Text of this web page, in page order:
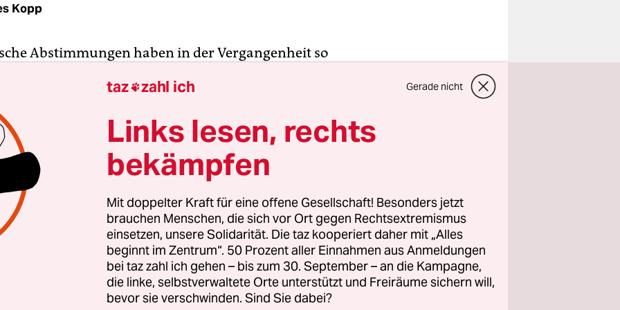
Kopp
Abstimmungen haben in der Vergangenheit so
fünf Ringe die erste Hürde allerdings souverän: Im
man sich am Dienstag mit 15:0 Stimmen für eine
der Sommerspiele 2024 aus. Eindeutiger fielen die
in Sotschi (Winterspiele 2014) und in Peking
2022) nicht aus. In der Bevölkerung ist der Rückhalt laut
des Nationalen Olympischen Komitee der USA (USOC)
respektabel: 81 Prozent der Bürger von Los Angeles
zuletzt die Ausrichtung der Spiele.
eindeutigen Votum des Stadtrats nominierte das Usoc Los
vor Ende der Bewerbungsfrist des Internationalen
taz zahl ich Gerade nicht
Links lesen, rechts
bekämpfen
Mit doppelter Kraft für eine offene Gesellschaft! Besonders jetzt
brauchen Menschen, die sich vor Ort gegen Rechtsextremismus
einsetzen, unsere Solidarität. Die taz kooperiert daher mit „Alles
beginnt im Zentrum“. 50 Prozent aller Einnahmen aus Anmeldungen
bei taz zahl ich gehen – bis zum 30. September – an die Kampagne,
die linke, selbstverwaltete Orte unterstützt und Freiräume sichern will,
bevor sie verschwinden. Sind Sie dabei?